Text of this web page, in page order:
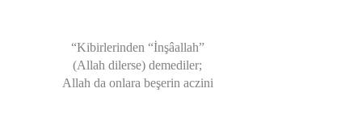
“Kibirlerinden “İnşâallah”
(Allah dilerse) demediler;
Allah da onlara beşerin aczini